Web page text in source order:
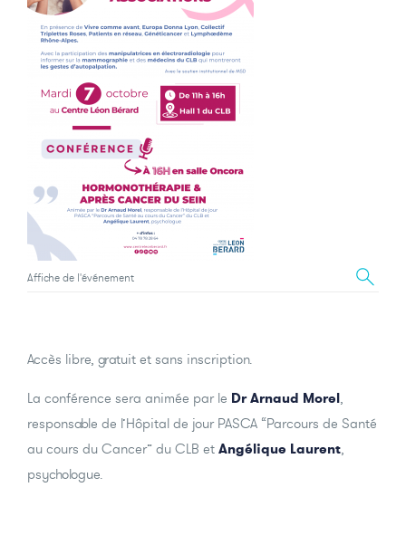
Affiche de l'événement
Accès libre, gratuit et sans inscription.
La conférence sera animée par le Dr Arnaud Morel,
responsable de l’Hôpital de jour PASCA “Parcours de Santé
au cours du Cancer” du CLB et Angélique Laurent,
psychologue.